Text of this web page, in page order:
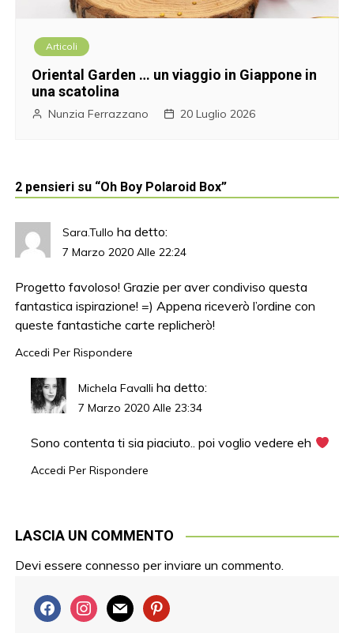
Articoli
Oriental Garden … un viaggio in Giappone in
una scatolina
Nunzia Ferrazzano 20 Luglio 2026
2 pensieri su “Oh Boy Polaroid Box”
Sara.Tullo ha detto:
7 Marzo 2020 Alle 22:24
Progetto favoloso! Grazie per aver condiviso questa
fantastica ispirazione! =) Appena riceverò l’ordine con
queste fantastiche carte replicherò!
Accedi Per Rispondere
Michela Favalli ha detto:
7 Marzo 2020 Alle 23:34
Sono contenta ti sia piaciuto.. poi voglio vedere eh
Accedi Per Rispondere
LASCIA UN COMMENTO
Devi essereconnesso per inviare un commento.
f
a
i
n
m
a
p